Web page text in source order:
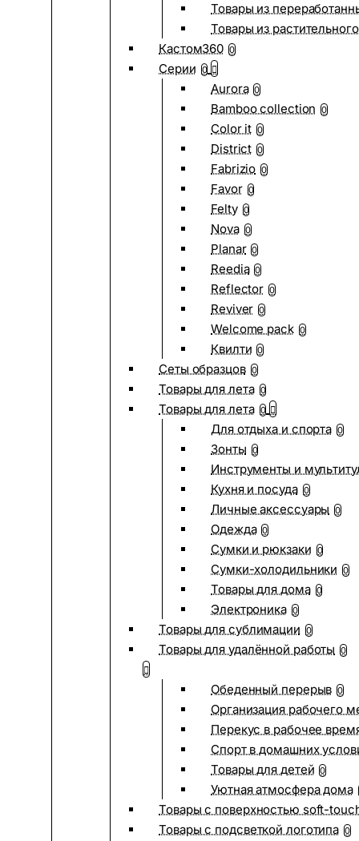
Товары из
Товары из
Кастом360 0
Серии 0
Aurora 0
Bamboo collection 0
Color it 0
District 0
Fabrizio 0
Favor 0
Felty 0
Nova 0
Planar 0
Reedia 0
Reflector 0
Reviver 0
Welcome pack 0
Квилти 0
Сеты образцов 0
Товары для лета 0
Товары для лета 0
Для отдыха и спорта 0
Зонты 0
Инструменты и
Кухня и посуда 0
Личные аксессуары 0
Одежда 0
Сумки и рюкзаки 0
Сумки-холодильники 0
Товары для дома 0
Электроника 0
Товары для сублимации 0
Товары для удалённой работы 0
Обеденный перерыв 0
Организация рабочего
Перекус в рабочее
Спорт в домашних
Товары для детей 0
Уютная атмосфера дома
Товары с поверхностью soft-
Товары с подсветкой логотипа 0